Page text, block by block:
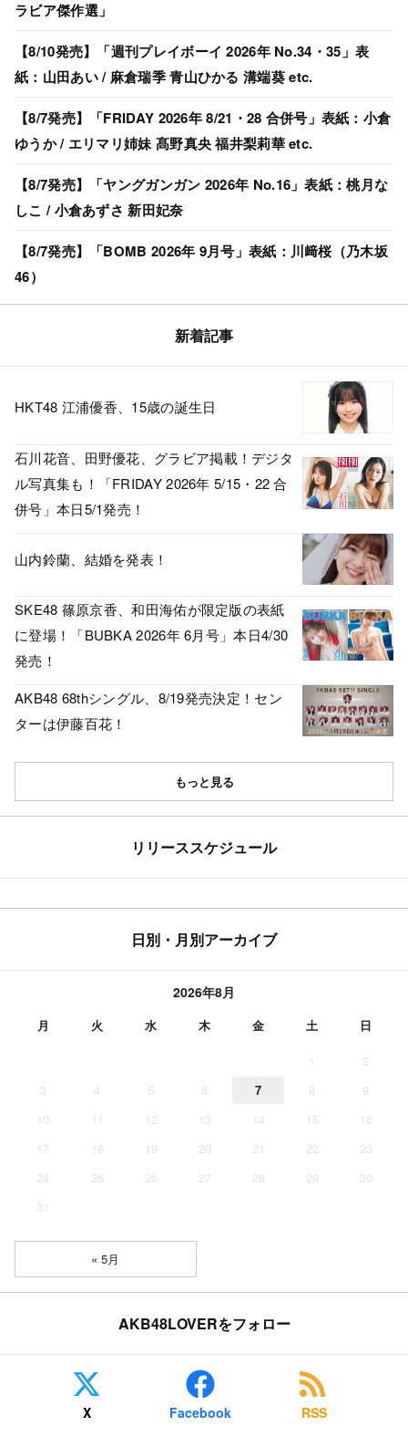
ラビア傑作選」
【8/10発売】「週刊プレイボーイ 2026年 No.34・35」表
紙：山田あい / 麻倉瑞季 青山ひかる 溝端葵 etc.
【8/7発売】「FRIDAY 2026年 8/21・28 合併号」表紙：小倉
ゆうか / エリマリ姉妹 髙野真央 福井梨莉華 etc.
【8/7発売】「ヤングガンガン 2026年 No.16」表紙：桃月な
しこ / 小倉あずさ 新田妃奈
【8/7発売】「BOMB 2026年 9月号」表紙：川﨑桜（乃木坂
46）
新着記事
HKT48 江浦優香、15歳の誕生日
石川花音、田野優花、グラビア掲載！デジタ
ル写真集も！「FRIDAY 2026年 5/15・22 合
併号」本日5/1発売！
山内鈴蘭、結婚を発表！
SKE48 篠原京香、和田海佑が限定版の表紙
に登場！「BUBKA 2026年 6月号」本日4/30
発売！
AKB48 68thシングル、8/19発売決定！セン
ターは伊藤百花！
もっと見る
リリーススケジュール
日別・月別アーカイブ
2026年8月
月 火 水 木 金 土 日
1
2
3
4 5 6 7 8
9
10
11 12 13 14 15
16
17
18 19 20 21 22
23
24
25 26 27 28 29
30
31
« 5月
AKB48LOVERをフォロー
X Facebook RSS